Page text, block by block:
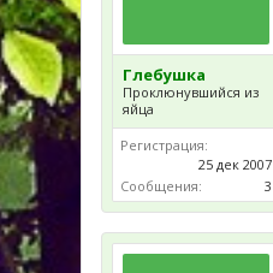
Глебушка
Проклюнувшийся из
яйца
Регистрация:
25 дек 2007
Сообщения:
3